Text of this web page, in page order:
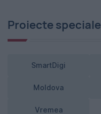
Proiecte speciale
SmartDigi
Moldova
Vremea